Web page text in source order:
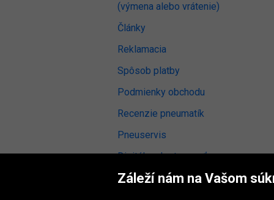
(výmena alebo vrátenie)
Články
Reklamacia
Spôsob platby
Podmienky obchodu
Recenzie pneumatík
Pneuservis
Digitálna dostupnosť
Záleží nám na Vašom